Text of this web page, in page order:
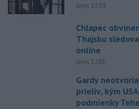
dnes 13:59
Chlapec
Thajsku
online
dnes 12:01
Gardy
prieliv, kým
podmienky